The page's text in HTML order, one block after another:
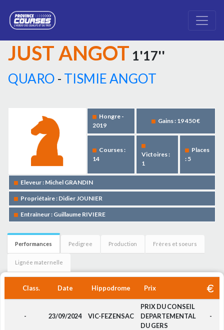
JUST ANGOT 1'17''
QUARO - TISMIE ANGOT
Hongre -
2019
Gains : 19 450 €
Courses :
14
Victoires :
1
Places
: 5
Eleveur : Michel GRANDIN
Propriétaire : Didier JOUNIER
Entraîneur : Guillaume RIVIERE
Performances Pedigree Production Frères et soeurs
Lignée maternelle
Class. Date Hippodrome Prix
- 23/09/2024 VIC-FEZENSAC
PRIX DU CONSEIL
DEPARTEMENTAL
DU GERS
-